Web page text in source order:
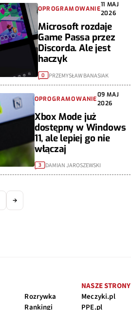
OPROGRAMOWANIE
11 MAJ
2026
Microsoft rozdaje
Game Passa przez
Discorda. Ale jest
haczyk
0 PRZEMYSŁAW BANASIAK
OPROGRAMOWANIE
09 MAJ
2026
Xbox Mode już
dostępny w Windows
11, ale lepiej go nie
włączaj
3 DAMIAN JAROSZEWSKI
→
Rozrywka
Rankingi
NASZE STRONY
Meczyki.pl
PPE.pl